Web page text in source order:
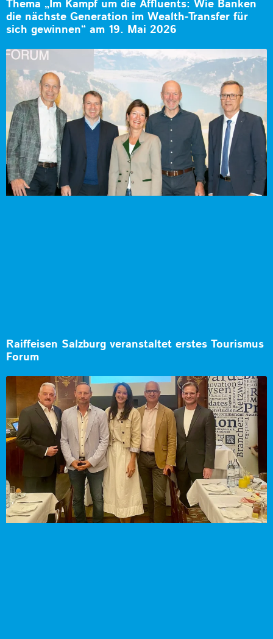
Thema „Im Kampf um die Affluents: Wie Banken
die nächste Generation im Wealth-Transfer für
sich gewinnen“ am 19. Mai 2026
Raiffeisen Salzburg veranstaltet erstes Tourismus
Forum